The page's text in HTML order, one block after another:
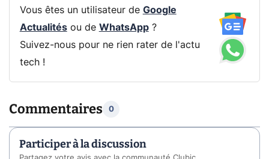
Vous êtes un utilisateur de Google
Actualitésou de WhatsApp?
Suivez-nous pour ne rien rater de l'actu
tech !
Commentaires 0
Participer à la discussion